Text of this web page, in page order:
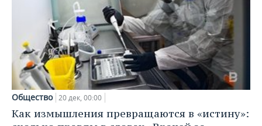
Общество 20 дек, 00:00
Как измышления превращаются в «истину»: